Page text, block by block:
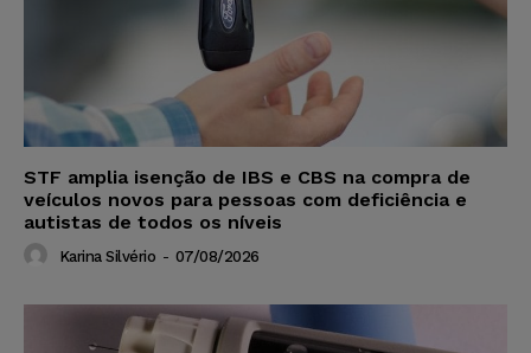
STF amplia isenção de IBS e CBS na compra de
veículos novos para pessoas com deficiência e
autistas de todos os níveis
Karina Silvério - 07/08/2026